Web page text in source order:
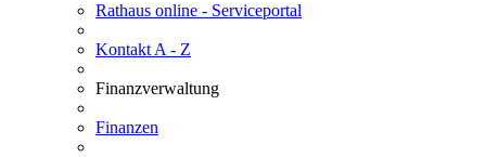
Rathaus online - Serviceportal
Kontakt A - Z
Finanzverwaltung
Finanzen